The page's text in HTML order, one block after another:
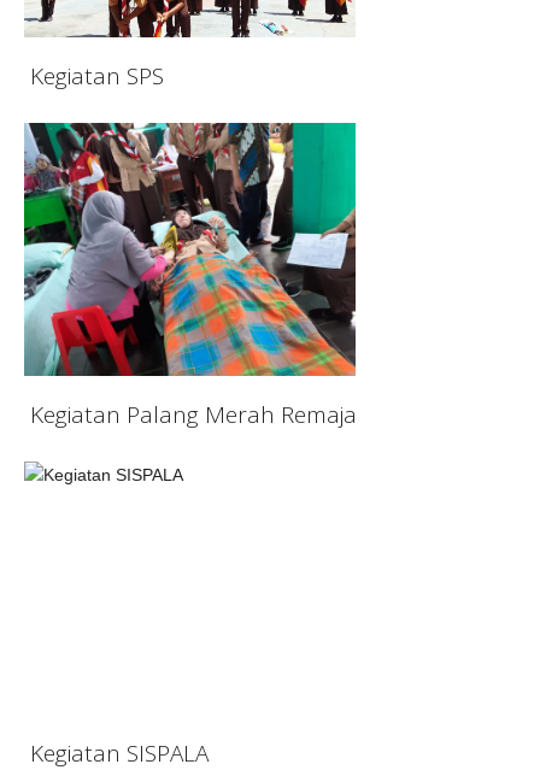
Kegiatan SPS
Kegiatan Palang Merah Remaja
Kegiatan SISPALA